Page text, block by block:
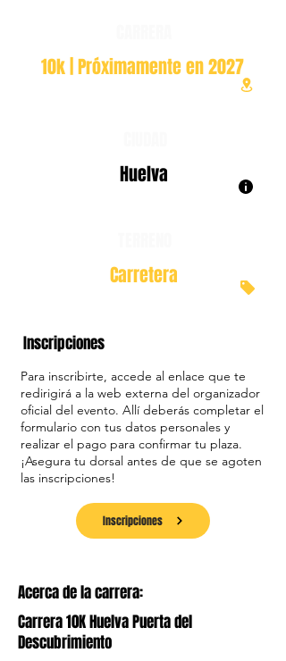
10k | Próximamente en 2027
Huelva
Carretera
Inscripciones
Para inscribirte, accede al enlace que te
redirigirá a la web externa del organizador
oficial del evento. Allí deberás completar el
formulario con tus datos personales y
realizar el pago para confirmar tu plaza.
¡Asegura tu dorsal antes de que se agoten
las inscripciones!
Inscripciones
Acerca de la carrera:
Carrera 10K Huelva Puerta del
Descubrimiento